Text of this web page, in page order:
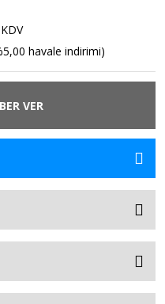
havale indirimi)
VER